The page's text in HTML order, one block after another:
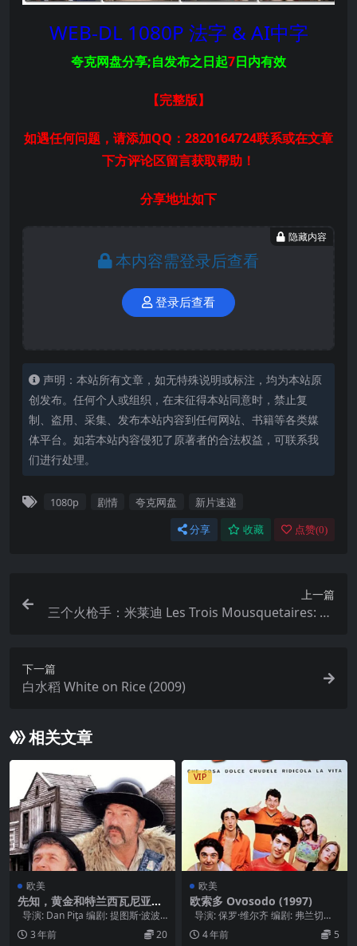
WEB-DL 1080P 法字 & AI中字
夸克网盘分享;自发布之日起7日内有效
【完整版】
如遇任何问题，请添加QQ：2820164724联系或在文章
下方评论区留言获取帮助！
分享地址如下
隐藏内容
本内容需登录后查看
登录后查看
声明：本站所有文章，如无特殊说明或标注，均为本站原
创发布。任何个人或组织，在未征得本站同意时，禁止复
制、盗用、采集、发布本站内容到任何网站、书籍等各类媒
体平台。如若本站内容侵犯了原著者的合法权益，可联系我
们进行处理。
1080p 剧情 夸克网盘 新片速递
分享 收藏 点赞(0)
上一篇
三个火枪手：米莱迪 Les Trois Mousquetaires: Mi
下一篇
白水稻 White on Rice (2009)
相关文章
欧美
先知，黄金和特兰西瓦尼亚人
Profetul, aurul și ardelenii
(1978)
导演: Dan Piţa 编剧: 提图斯·波波
维奇 主演: 伊拉里...
3 年前 20
VIP
欧美
欧索多 Ovosodo (1997)
导演: 保罗·维尔齐 编剧: 弗兰切斯
科·布鲁尼 / 富里奥·斯卡...
4 年前 5